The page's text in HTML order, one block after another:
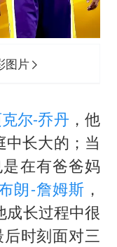
图片
尔-乔丹 ，他
长大的；当
是在有爸爸妈
朗-詹姆斯 ，
成长过程中很
时刻面对三